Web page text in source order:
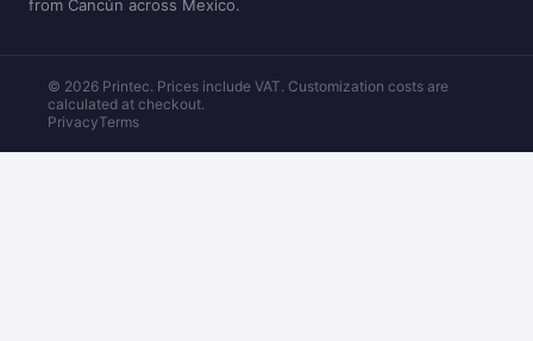
from Cancún across Mexico.
© 2026 Printec. Prices include VAT. Customization costs are
calculated at checkout.
PrivacyTerms